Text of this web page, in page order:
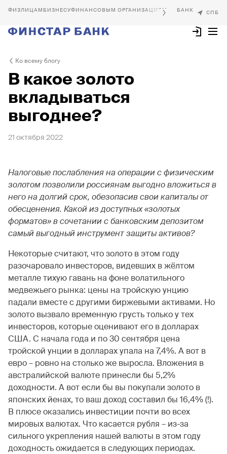
БИЗНЕСУФИНАНСОВЫМ ОРГАНИЗАЦИЯМ
Ко всему блогу
В какое золото
вкладываться
выгоднее?
21 октября 2022
Налоговые послабленияна операции с физическим
золотом позволили россиянам выгодно вложитьсяв
негона долгий срок, обезопасив свои капиталы от
обесценения. Какой из доступных «золотых
форматов»в сочетании с банковским депозитом
самый выгодныйинструмент защиты активов?
Некоторые считают, что золото в этом году
разочаровало инвесторов, видевших в жёлтом
металле тихую гавань на фоне волатильного
медвежьего рынка: цены на тройскую унцию
падали вместе с другими биржевыми активами. Но
золото вызвало временную грусть только у тех
инвесторов, которые оценивают его в долларах
США. С начала года и по 30 сентября цена
тройской унции в долларах упала на 7,4%. А вот в
евро – ровно на столько же выросла. Вложения в
австралийской валюте принесли бы 5,2%
доходности. А вот если бы вы покупали золото в
японских йенах, то ваш доход составил бы 16,4% (!).
В плюсе оказались инвестиции почти во всех
мировых валютах. Что касается рубля – из-за
сильного укрепления нашей валюты в этом году
доходность ожидается в следующих периодах.